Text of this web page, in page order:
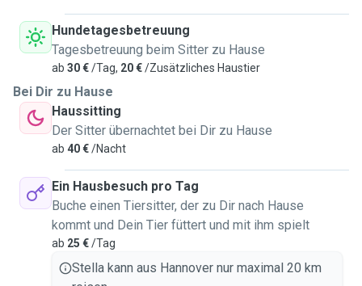
Hundetagesbetreuung
Tagesbetreuung beim Sitter zu Hause
ab 30 €/Tag, 20 €/Zusätzliches Haustier
Bei Dir zu Hause
Haussitting
Der Sitter übernachtet bei Dir zu Hause
ab 40 €/Nacht
Ein Hausbesuch pro Tag
Buche einen Tiersitter, der zu Dir nach Hause
kommt und Dein Tier füttert und mit ihm spielt
ab 25 €/Tag
Stella kann aus Hannover nur maximal 20 km